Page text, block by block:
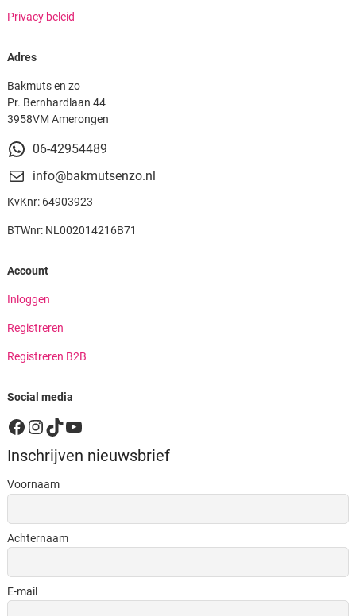
Privacy beleid
Adres
Bakmuts en zo
Pr. Bernhardlaan 44
3958VM Amerongen
06-42954489
info@bakmutsenzo.nl
KvKnr: 64903923
BTWnr: NL002014216B71
Account
Inloggen
Registreren
Registreren B2B
Social media
Facebook
Instagram
TikTok
YouTube
Inschrijven nieuwsbrief
Voornaam
Achternaam
E-mail